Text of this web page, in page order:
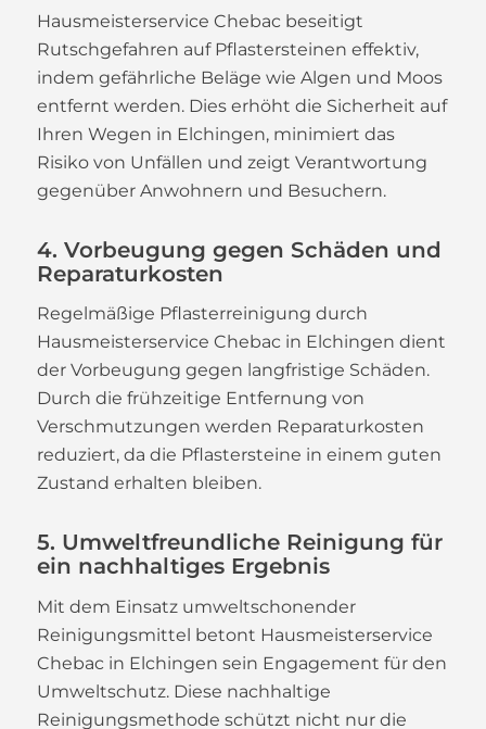
Hausmeisterservice Chebac beseitigt
Rutschgefahren auf Pflastersteinen effektiv,
indem gefährliche Beläge wie Algen und Moos
entfernt werden. Dies erhöht die Sicherheit auf
Ihren Wegen in Elchingen, minimiert das
Risiko von Unfällen und zeigt Verantwortung
gegenüber Anwohnern und Besuchern.
4. Vorbeugung gegen Schäden und
Reparaturkosten
Regelmäßige Pflasterreinigung durch
Hausmeisterservice Chebac in Elchingen dient
der Vorbeugung gegen langfristige Schäden.
Durch die frühzeitige Entfernung von
Verschmutzungen werden Reparaturkosten
reduziert, da die Pflastersteine in einem guten
Zustand erhalten bleiben.
5. Umweltfreundliche Reinigung für
ein nachhaltiges Ergebnis
Mit dem Einsatz umweltschonender
Reinigungsmittel betont Hausmeisterservice
Chebac in Elchingen sein Engagement für den
Umweltschutz. Diese nachhaltige
Reinigungsmethode schützt nicht nur die